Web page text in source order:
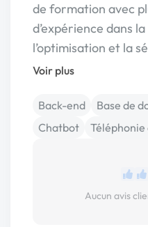
de formation avec
d’expérience dans
l’optimisation et la
Voir plus
Back-end Base de
Chatbot
Téléphonie
Aucun avis